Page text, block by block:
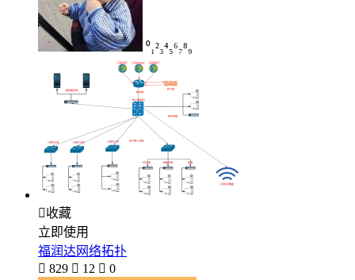
⁰₁²₃⁴₅⁶₇⁸₉
收藏
立即使用
福润达网络拓扑
 829  12  0